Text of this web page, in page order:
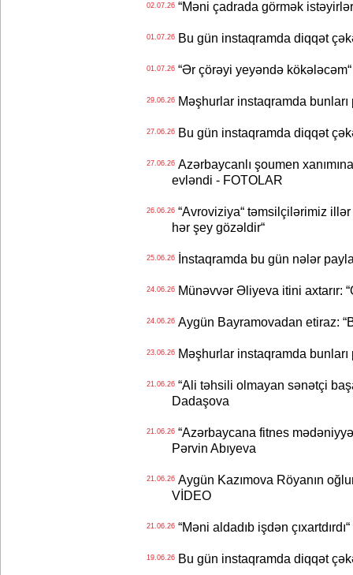
02.07.26“Məni çadrada görmək
01.07.26Bu gün instaqramda diqqət
01.07.26“Ər çörəyi yeyəndə kökələcəm“
29.06.26Məşhurlar instaqramda bunları
27.06.26Bu gün instaqramda diqqət
27.06.26Azərbaycanlı şoumen
evləndi - FOTOLAR
26.06.26“Avroviziya“ təmsilçilərimiz illər
hər şey gözəldir“
25.06.26İnstaqramda bu gün nələr
24.06.26Münəvvər Əliyeva itini axtarır:
24.06.26Aygün Bayramovadan etiraz:
23.06.26Məşhurlar instaqramda bunları
21.06.26“Ali təhsili olmayan sənətçi
Dadaşova
21.06.26“Azərbaycana fitnes
Pərvin Abıyeva
21.06.26Aygün Kazımova Röyanın
VİDEO
21.06.26“Məni aldadıb işdən
19.06.26Bu gün instaqramda diqqət